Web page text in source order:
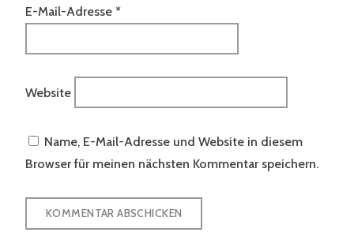
E-Mail-Adresse *
Website
Name, E-Mail-Adresse und Website in diesem
Browser für meinen nächsten Kommentar speichern.